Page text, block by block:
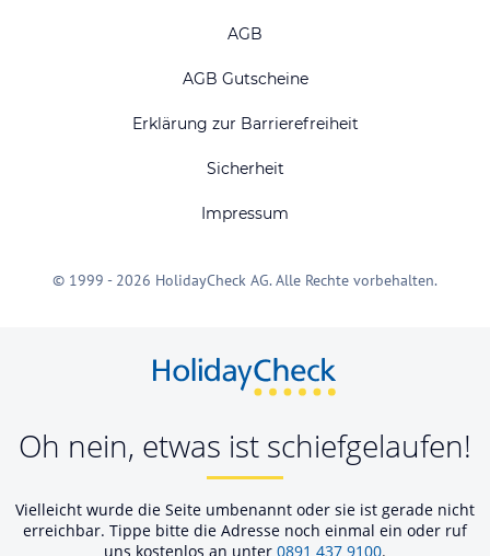
AGB
AGB Gutscheine
Erklärung zur Barrierefreiheit
Sicherheit
Impressum
© 1999 - 2026 HolidayCheck AG. Alle Rechte vorbehalten.
Oh nein, etwas ist schiefgelaufen!
Vielleicht wurde die Seite umbenannt oder sie ist gerade nicht
erreichbar. Tippe bitte die Adresse noch einmal ein oder ruf
uns kostenlos an unter 0891 437 9100.